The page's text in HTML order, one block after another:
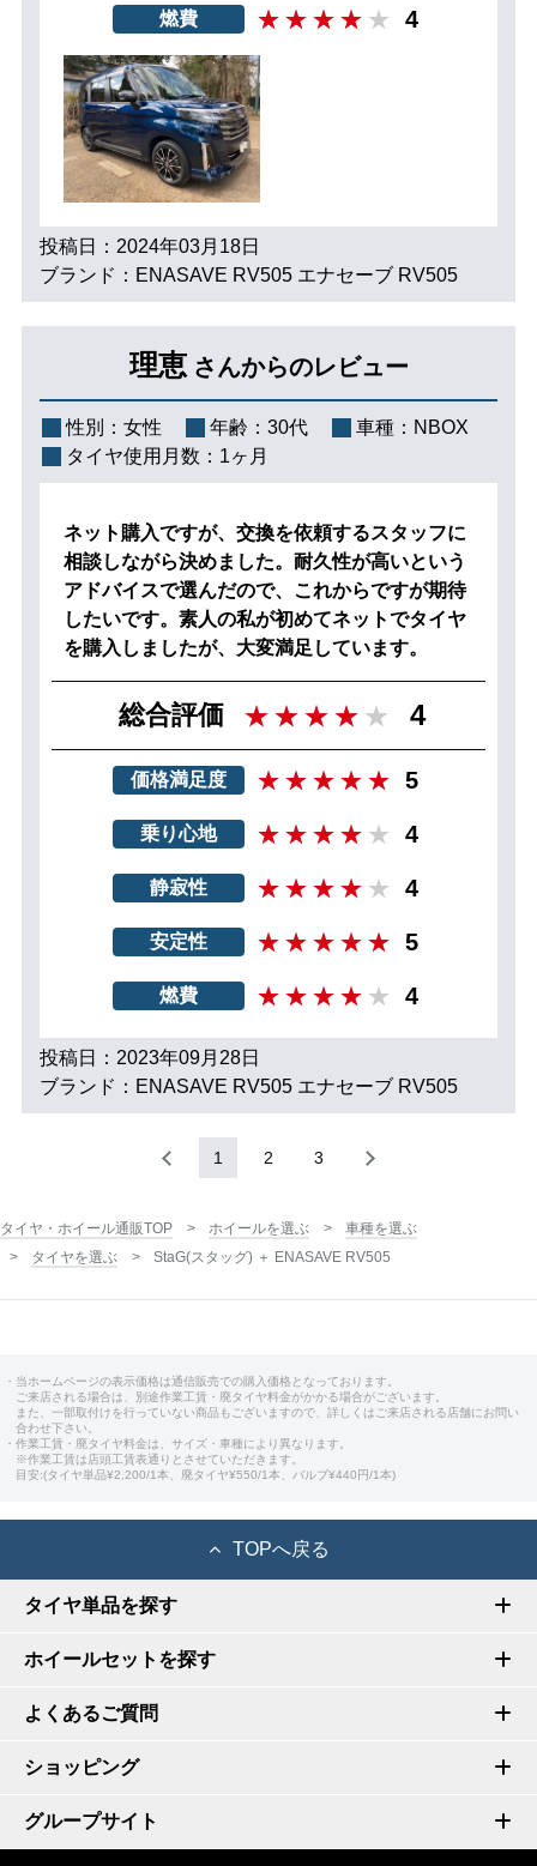
燃費 4
投稿日：2024年03月18日
ブランド：ENASAVE RV505 エナセーブ RV505
理恵 さんからのレビュー
性別： 女性 年齢： 30代 車種： NBOX
タイヤ使用月数： 1ヶ月
ネット購入ですが、交換を依頼するスタッフに
相談しながら決めました。耐久性が高いという
アドバイスで選んだので、これからですが期待
したいです。素人の私が初めてネットでタイヤ
を購入しましたが、大変満足しています。
総合評価 4
価格満足度 5
乗り心地 4
静寂性 4
安定性 5
燃費 4
投稿日：2023年09月28日
ブランド：ENASAVE RV505 エナセーブ RV505
1 2 3
タイヤ・ホイール通販TOP ホイールを選ぶ
車種を選ぶ
タイヤを選ぶ
StaG(スタッグ) ＋ ENASAVE RV505
・当ホームページの表示価格は通信販売での購入価格となっております。
ご来店される場合は、別途作業工賃・廃タイヤ料金がかかる場合がございます。
また、一部取付けを行っていない商品もございますので、詳しくはご来店される店舗にお問い
合わせ下さい。
・作業工賃・廃タイヤ料金は、サイズ・車種により異なります。
※作業工賃は店頭工賃表通りとさせていただきます。
目安:(タイヤ単品¥2,200/1本、廃タイヤ¥550/1本、バルブ¥440円/1本)
TOPへ戻る
タイヤ単品を探す
ホイールセットを探す
よくあるご質問
ショッピング
グループサイト